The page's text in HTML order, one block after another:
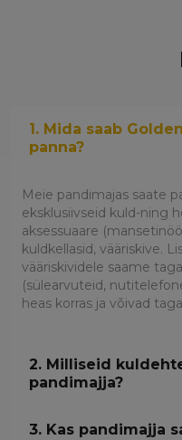
1. Mida saab
panna?
Meie pandimajas saate
eksklusiivseid kuld-ning
aksessuaare
kuldkellasid, vääriskive.
vääriskividele saame
(sülearvuteid,
heas korras ja võivad
2. Milliseid
pandimajja?
3. Kas pandimajja